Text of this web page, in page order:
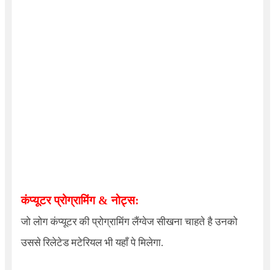
कंप्यूटर प्रोग्रामिंग & नोट्स:
जो लोग कंप्यूटर की प्रोग्रामिंग लैंग्वेज सीखना चाहते है उनको
उससे रिलेटेड मटेरियल भी यहाँ पे मिलेगा.